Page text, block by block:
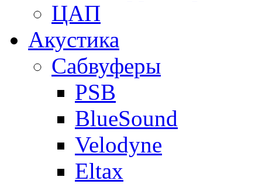
ЦАП
Акустика
Сабвуферы
PSB
BlueSound
Velodyne
Eltax